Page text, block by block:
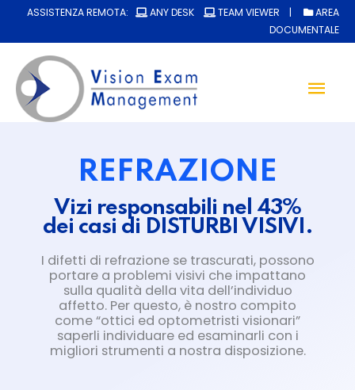
ASSISTENZA REMOTA: ANY DESK TEAM VIEWER |
AREA
DOCUMENTALE
REFRAZIONE
Vizi responsabili nel 43%
dei casi di DISTURBI VISIVI.
I difetti di refrazione se trascurati, possono
portare a problemi visivi che impattano
sulla qualità della vita dell’individuo
affetto. Per questo, è nostro compito
come “ottici ed optometristi visionari”
saperli individuare ed esaminarli con i
migliori strumenti a nostra disposizione.